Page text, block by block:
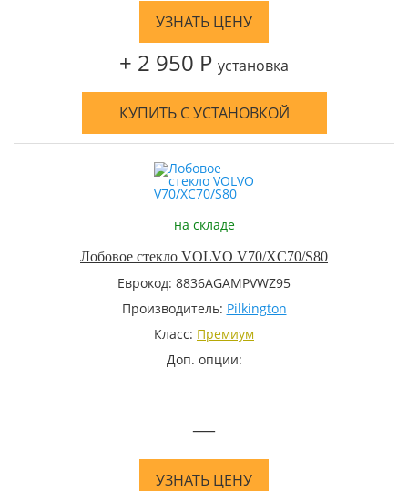
УЗНАТЬ ЦЕНУ
+ 2 950 Р установка
КУПИТЬ С УСТАНОВКОЙ
на складе
Лобовое стекло VOLVO V70/XC70/S80
Еврокод: 8836AGAMPVWZ95
Производитель: Pilkington
Класс: Премиум
Доп. опции:
—
УЗНАТЬ ЦЕНУ